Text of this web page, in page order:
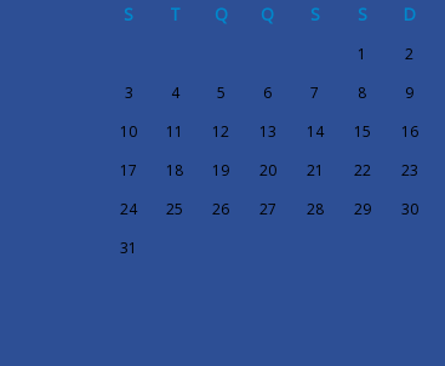
S T Q Q S S D
1
2
3
4 5 6 7 8
9
10
11 12 13 14 15
16
17
18 19 20 21 22
23
24
25 26 27 28 29
30
31